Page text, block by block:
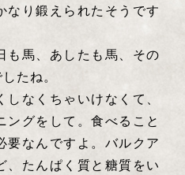
なり鍛えられたそうです
馬、あしたも馬、その
たね。
なくちゃいけなくて、
グをして。食べること
要なんですよ。バルクア
、たんぱく質と糖質をい